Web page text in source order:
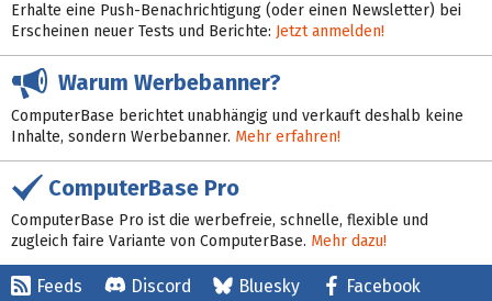
Erhalte eine Push-Benachrichtigung (oder einen Newsletter) bei
Erscheinen neuer Tests und Berichte: Jetzt anmelden!
Warum Werbebanner?
ComputerBase berichtet unabhängig und verkauft deshalb keine
Inhalte, sondern Werbebanner. Mehr erfahren!
ComputerBase Pro
ComputerBase Pro ist die werbefreie, schnelle, flexible und
zugleich faire Variante von ComputerBase. Mehr dazu!
Feeds Discord Bluesky Facebook